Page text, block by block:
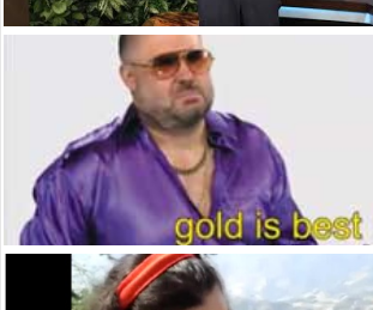
Tỷ phý Bill Gates chơi hãy chọn giá đúng
Billionaire Bill Gates Guesses G...
7.087 lượt xem
Giới thiệu iphone 5s màu vàng
Present the Gold iphone 5s